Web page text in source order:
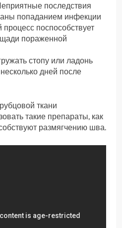
последствия
попаданием инфекции
поспособствует
пораженной
стопу или ладонь
дней после
ткани
такие препараты, как
размягчению шва.